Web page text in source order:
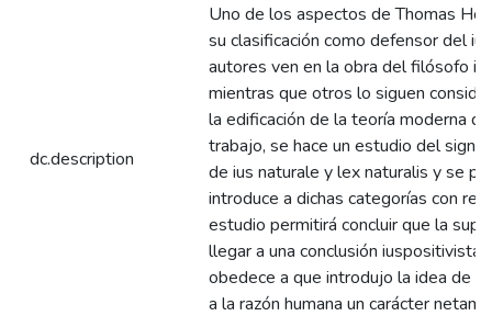
dc.description
Uno de los aspectos de Thomas
su clasificación como defensor del
autores ven en la obra del filósofo
mientras que otros lo siguen
la edificación de la teoría moderna
trabajo, se hace un estudio del
de ius naturale y lex naturalis y se
introduce a dichas categorías con
estudio permitirá concluir que la
llegar a una conclusión
obedece a que introdujo la idea de
a la razón humana un carácter